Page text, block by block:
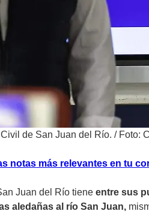
de San Juan del Río. / Foto:
notas más relevantes en tu
Juan del Río tiene entre sus
aledañas al río San Juan,